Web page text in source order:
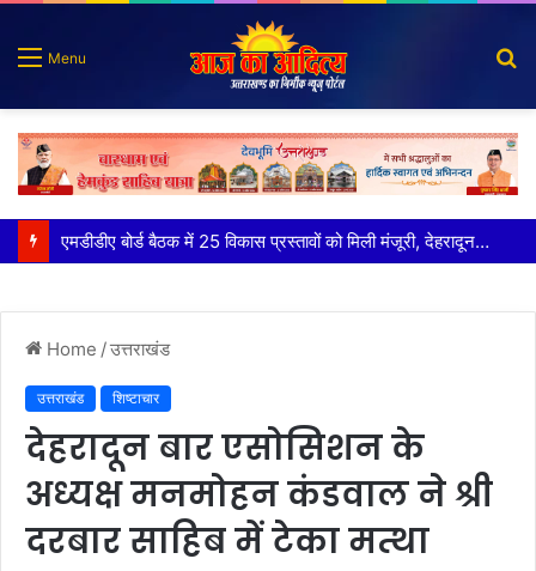
Menu
मुख्य सचिव ने अंडरग्राउंड विद्युत लाइन परियोजना का प्रस्ताव तैयार करने के दिये निर्देश
Home /उत्तराखंड
उत्तराखंड शिष्टाचार
देहरादून बार एसोसिशन के
अध्यक्ष मनमोहन कंडवाल ने श्री
दरबार साहिब में टेका मत्था